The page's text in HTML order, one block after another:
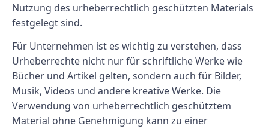
Nutzung des urheberrechtlich geschützten Materials
festgelegt sind.
Für Unternehmen ist es wichtig zu verstehen, dass
Urheberrechte nicht nur für schriftliche Werke wie
Bücher und Artikel gelten, sondern auch für Bilder,
Musik, Videos und andere kreative Werke. Die
Verwendung von urheberrechtlich geschütztem
Material ohne Genehmigung kann zu einer